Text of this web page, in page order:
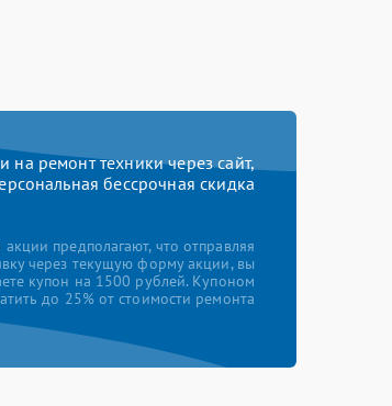
ремонт техники через сайт,
бессрочная скидка
акции предполагают, что отправляя
через текущую форму акции, вы
купон на 1500 рублей. Купоном
до 25% от стоимости ремонта